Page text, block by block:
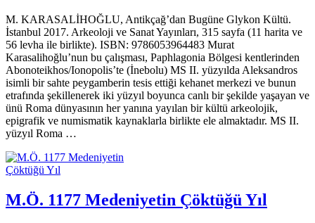
M. KARASALİHOĞLU, Antikçağ’dan Bugüne Glykon Kültü.
İstan­bul 2017. Arkeoloji ve Sanat Yayınları, 315 sayfa (11 harita ve
56 levha ile birlikte). ISBN: 9786053964483 Murat
Karasalihoğlu’nun bu çalışması, Paphlagonia Bölgesi kentlerinden
Abonoteikhos/Ionopolis’te (İnebolu) MS II. yüzyılda Aleksandros
isimli bir sahte peygamberin tesis ettiği kehanet merkezi ve bunun
etrafında şekille­nerek iki yüzyıl boyunca canlı bir şekilde yaşayan ve
ünü Roma dünyasının her yanına yayılan bir kültü arkeolojik,
epigrafik ve numismatik kaynaklarla bir­likte ele almaktadır. MS II.
yüzyıl Roma …
M.Ö. 1177 Medeniyetin Çöktüğü Yıl